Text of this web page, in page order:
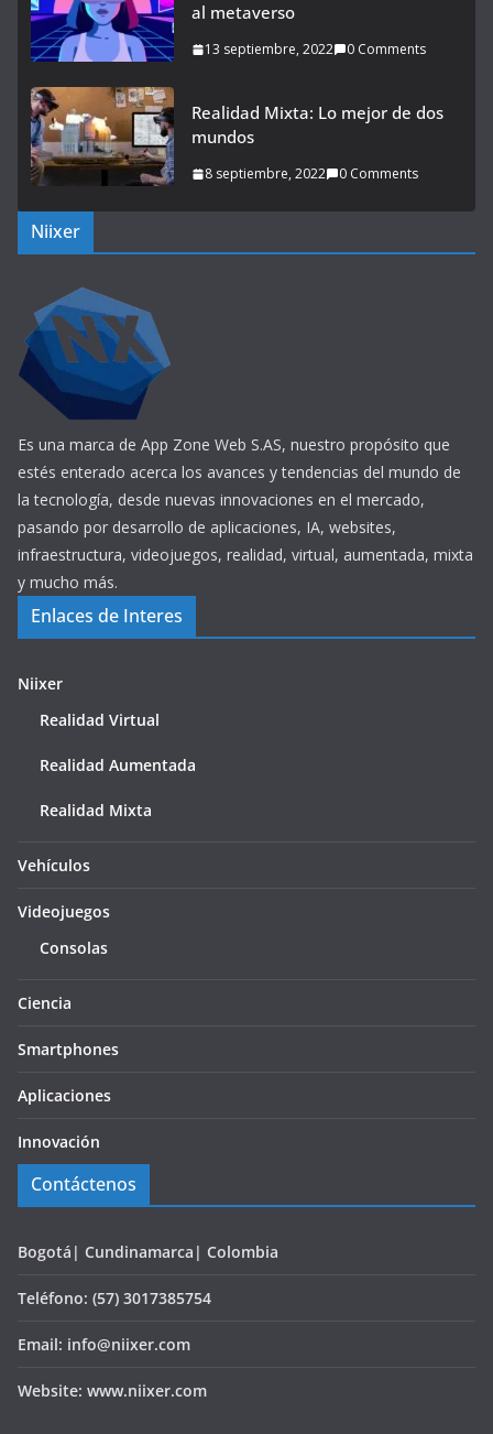
al metaverso
13 septiembre, 2022 0 Comments
Realidad Mixta: Lo mejor de dos
mundos
8 septiembre, 2022 0 Comments
Niixer
Es una marca de App Zone Web S.AS, nuestro propósito que
estés enterado acerca los avances y tendencias del mundo de
la tecnología, desde nuevas innovaciones en el mercado,
pasando por desarrollo de aplicaciones, IA, websites,
infraestructura, videojuegos, realidad, virtual, aumentada, mixta
y mucho más.
Enlaces de Interes
Niixer
Realidad Virtual
Realidad Aumentada
Realidad Mixta
Vehículos
Videojuegos
Consolas
Ciencia
Smartphones
Aplicaciones
Innovación
Contáctenos
Bogotá| Cundinamarca| Colombia
Teléfono: (57) 3017385754
Email: info@niixer.com
Website: www.niixer.com